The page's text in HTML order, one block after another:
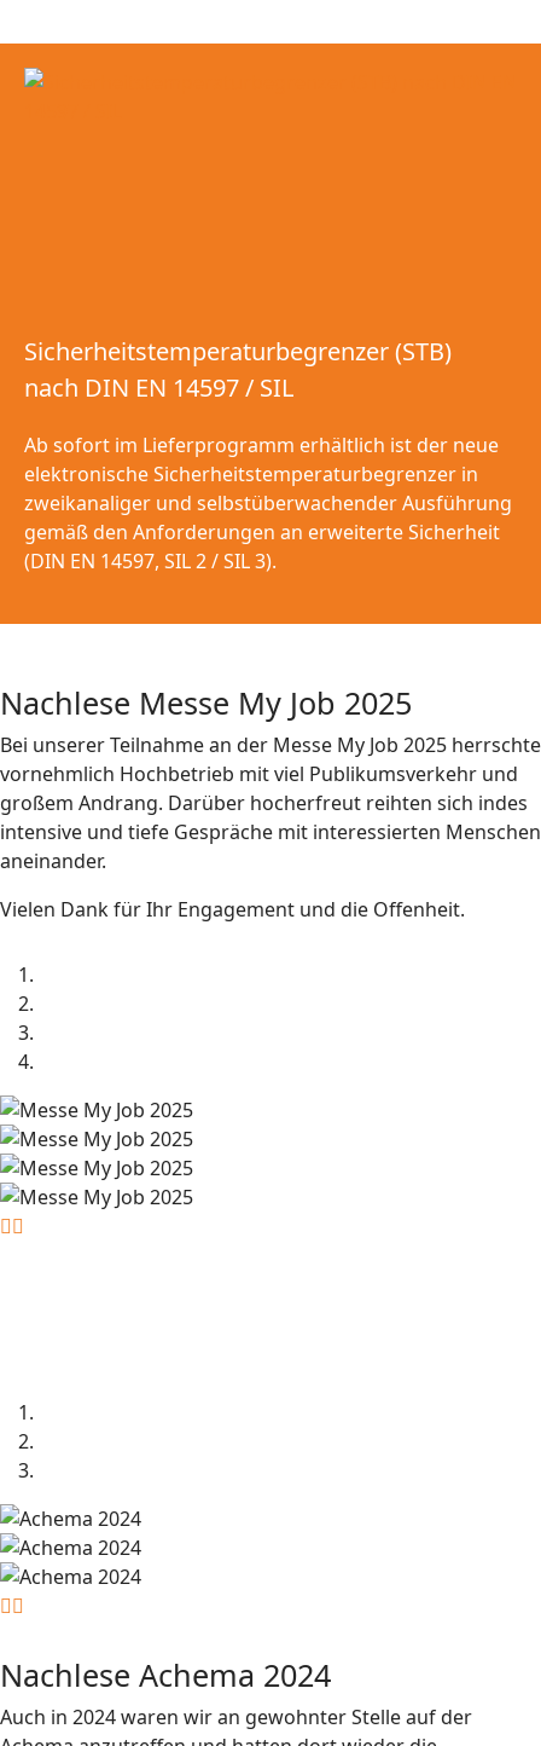
Sicherheits­temperaturbegrenzer (STB)
nach DIN EN 14597 / SIL
Ab sofort im Lieferprogramm erhältlich ist der neue
elektronische Sicherheitstemperaturbegrenzer in
zweikanaliger und selbstüberwachender Ausführung
gemäß den Anforderungen an erweiterte Sicherheit
(DIN EN 14597, SIL 2 / SIL 3).
Nachlese Messe My Job 2025
Bei unserer Teilnahme an der Messe My Job 2025 herrschte
vornehmlich Hochbetrieb mit viel Publikumsverkehr und
großem Andrang. Darüber hocherfreut reihten sich indes
intensive und tiefe Gespräche mit interessierten Menschen
aneinander.
Vielen Dank für Ihr Engagement und die Offenheit.
Nachlese Achema 2024
Auch in 2024 waren wir an gewohnter Stelle auf der